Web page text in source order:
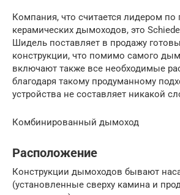
Компания, что считается лидером по
керамических дымоходов, это
Шидель поставляет в продажу
конструкции, что помимо самого
включают также все необходимые
благодаря такому продуманному
устройства не составляет никакой
Комбинированный дымоход
Расположение
Конструкции дымоходов бывают
(установленные сверху камина и